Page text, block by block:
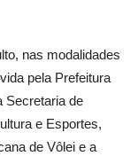
nas modalidades
pela Prefeitura
Secretaria de
e Esportes,
de Vôlei e a